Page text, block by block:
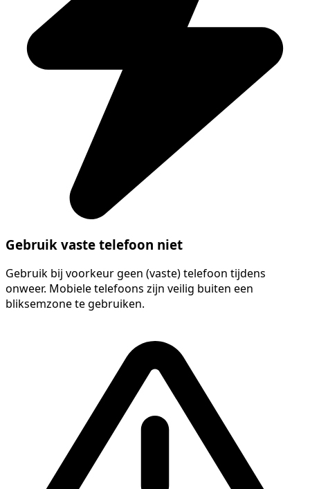
Gebruik vaste telefoon niet
Gebruik bij voorkeur geen (vaste) telefoon tijdens
onweer. Mobiele telefoons zijn veilig buiten een
bliksemzone te gebruiken.